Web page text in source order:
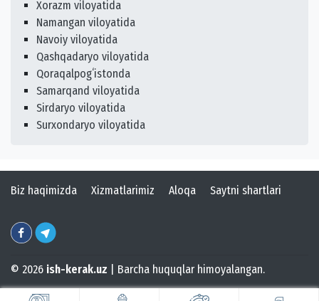
Xorazm viloyatida
Namangan viloyatida
Navoiy viloyatida
Qashqadaryo viloyatida
Qoraqalpogʻistonda
Samarqand viloyatida
Sirdaryo viloyatida
Surxondaryo viloyatida
Biz haqimizda Xizmatlarimiz Aloqa Saytni shartlari
© 2026 ish-kerak.uz | Barcha huquqlar himoyalangan.